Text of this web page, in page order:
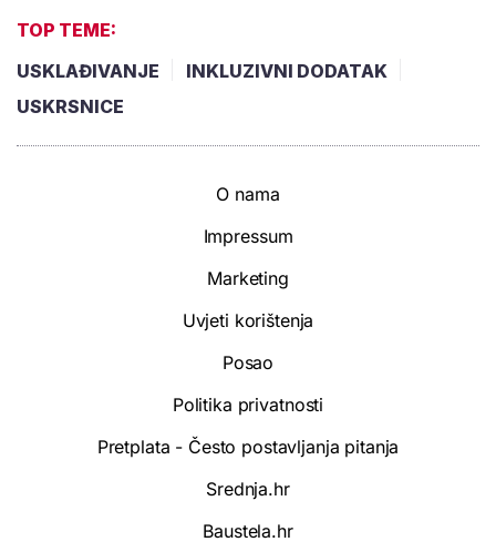
TOP TEME:
USKLAĐIVANJE
INKLUZIVNI DODATAK
USKRSNICE
O nama
Impressum
Marketing
Uvjeti korištenja
Posao
Politika privatnosti
Pretplata - Često postavljanja pitanja
Srednja.hr
Baustela.hr